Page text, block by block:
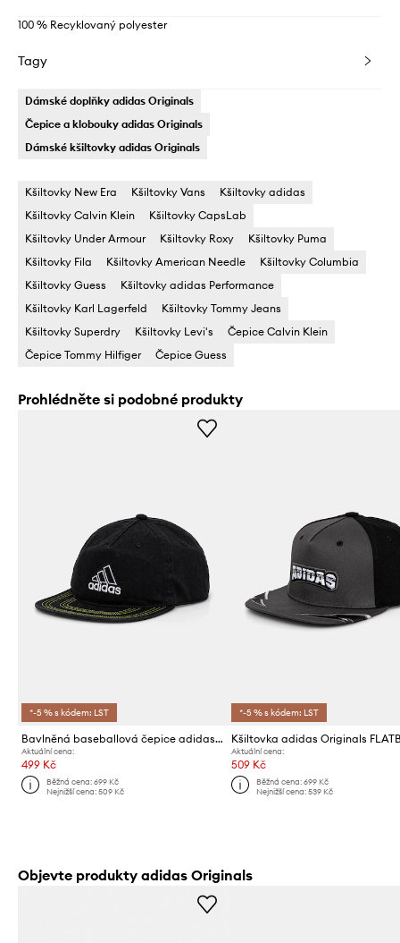
100 % Recyklovaný polyester
Tagy
Dámské doplňky adidas Originals
Čepice a klobouky adidas Originals
Dámské kšiltovky adidas Originals
Kšiltovky New Era Kšiltovky Vans
Kšiltovky adidas
Kšiltovky Calvin Klein
Kšiltovky CapsLab
Kšiltovky Under Armour
Kšiltovky Roxy
Kšiltovky Puma
Kšiltovky Fila
Kšiltovky American Needle
Kšiltovky Columbia
Kšiltovky Guess
Kšiltovky adidas Performance
Kšiltovky Karl Lagerfeld
Kšiltovky Tommy Jeans
Kšiltovky Superdry
Kšiltovky Levi's
Čepice Calvin Klein
Čepice Tommy Hilfiger
Čepice Guess
Prohlédněte si podobné produkty
*-5 % s kódem: LST
Bavlněná baseballová čepice adidas Originals
Aktuální cena:
499 Kč
Běžná cena:699 Kč
Nejnižší cena:509 Kč
*-5 % s kódem: LST
Aktuální cena:
509 Kč
Běžná cena: 699 Kč
Nejnižší cena: 539 Kč
Objevte produkty adidas Originals